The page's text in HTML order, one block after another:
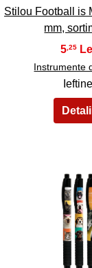
Stilou Football is
mm,
5,25
Instrumente
Ieftine
33